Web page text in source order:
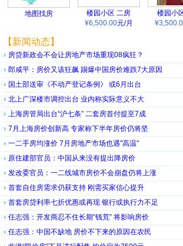
地图找房
楼园小区 二房
¥6,500.00元/月
楼园小
【新闻动态】
房贷新政会不会让房地产市场重现08疯狂？
郎咸平：房价又该狂飙 踢爆中国房价难跌7大原因
国土部送审《不动产登记条例》 或6月出台
北上广深楼市调控出台 业内称实际意义不大
上海房管局出台“沪七条” 二套房首付提至7成
7月上海房价创新高 专家称下半年房价仍将坚
一二手房均涨价 7月房地产市场也遇"高温"
原住建部官员：中国从来没有提出降房价
发改委官员：一二线城市房价不会崩盘仍将上涨
首套自住房需求仍获支持 刚需买家信心提升
首套房贷利率七折优惠或再现 银行或执行力不足
任志强：开发商忍不住长期“钱荒” 将影响房价
任志强：中国不缺地 房价不下来的原因在农民